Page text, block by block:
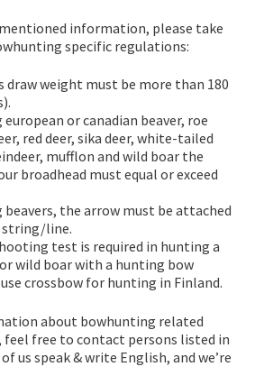
information, please take
specific regulations:
draw weight must be more than 180
or canadian beaver, roe
red deer, sika deer, white-tailed
mufflon and wild boar the
broadhead must equal or exceed
beavers, the arrow must be attached
string/line.
test is required in hunting a
wild boar with a hunting bow
crossbow for hunting in Finland.
about bowhunting related
feel free to contact persons listed in
us speak & write English, and we’re